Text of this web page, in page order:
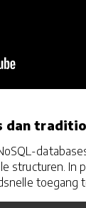
structuren. In
toegang